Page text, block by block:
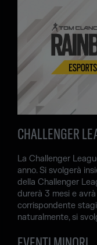
CHALLENGER
La Challenger
anno. Si svolgerà
della Challenger
durerà 3 mesi e
corrispondente
naturalmente, si